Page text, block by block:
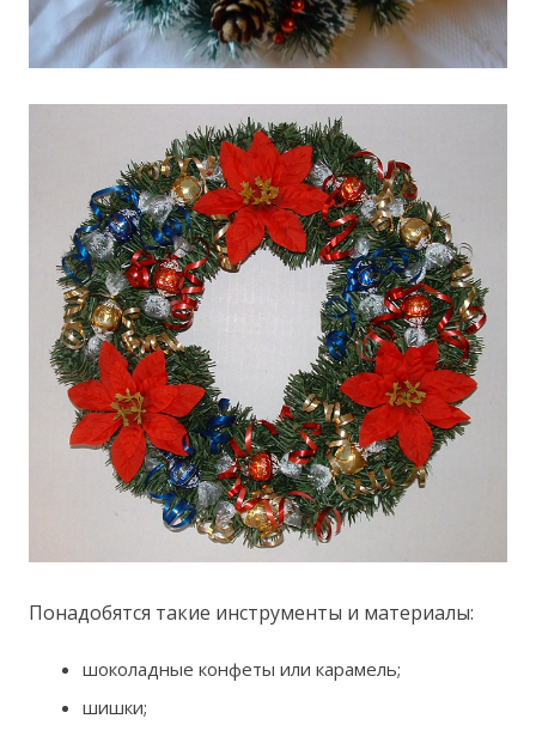
Понадобятся такие инструменты и материалы:
шоколадные конфеты или карамель;
шишки;